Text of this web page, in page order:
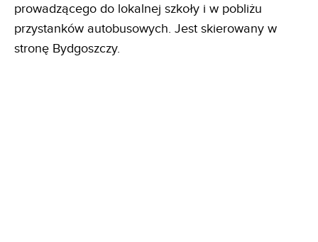
prowadzącego do lokalnej szkoły i w pobliżu
przystanków autobusowych. Jest skierowany w
stronę Bydgoszczy.